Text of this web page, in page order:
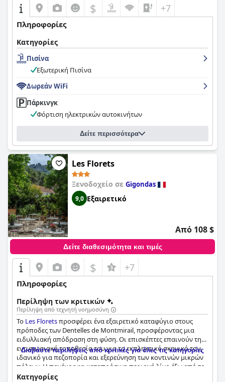
$ +7
Πληροφορίες
Κατηγορίες
Πισίνα
Εξωτερική Πισίνα
Δωρεάν WiFi
Πάρκινγκ
Φόρτιση ηλεκτρικών αυτοκινήτων
Δείτε περισσότερα
Les Florets
Ξενοδοχείο σε Gigondas
9,0 Εξαιρετικό
Από 108 $
Δείτε διαθεσιμότητα και τιμές
$ +7
Πληροφορίες
Περίληψη των κριτικών
Περίληψη από τεχνητή νοημοσύνη
Το Les Floretsπροσφέρει ένα εξαιρετικό καταφύγιο στους
πρόποδες των Dentelles de Montmirail, προσφέροντας μια
ειδυλλιακή απόδραση στη φύση. Οι επισκέπτες επαινούν την
εντυπωσιακή τοποθεσία του για το εκπληκτικό σκηνικό του,
ιδανικό για πεζοπορία και εξερεύνηση των κοντινών μικρών
πόλεων. Η πανέμορφη καταπράσινη περιοχή λίγο έξω από το
Gigondas προσφέρει πανοραμική θέα και μια ειρηνική,
Διαβάστε περιλήψεις από κριτικές για όλες τις κατηγορίες
Κατηγορίες